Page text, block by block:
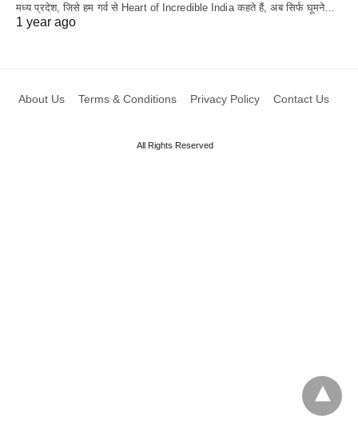
मध्य प्रदेश, जिसे हम गर्व से Heart of Incredible India कहते हैं, अब सिर्फ घूमने…
1 year ago
About Us Terms & Conditions Privacy Policy Contact Us
All Rights Reserved